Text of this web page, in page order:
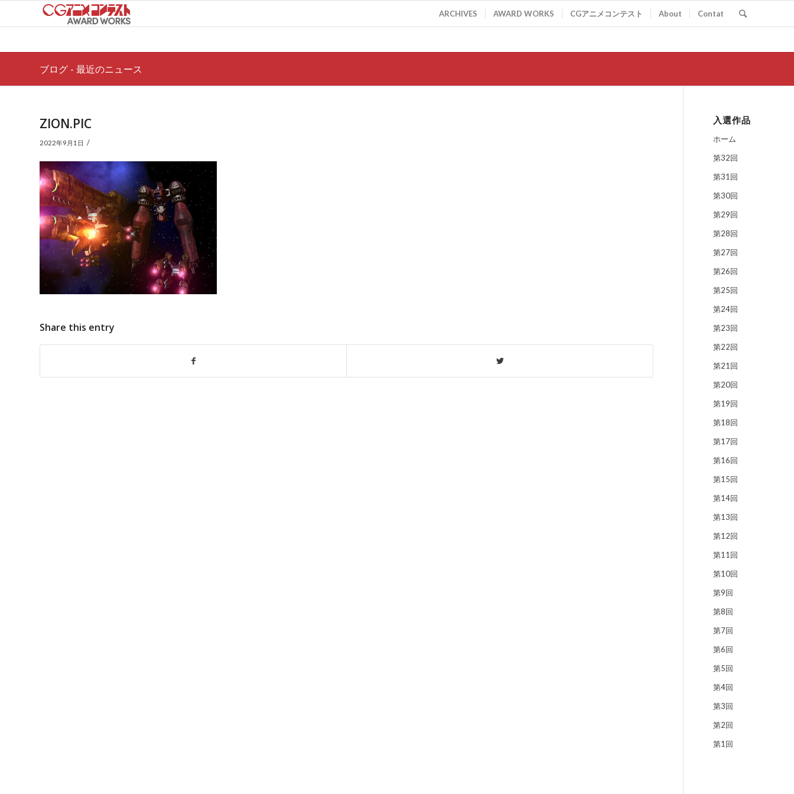
ARCHIVES AWARD WORKS CGアニメコンテスト About Contat
ブログ - 最近のニュース
ZION.PIC
2022年9月1日 /
Share this entry
入選作品
ホーム
第32回
第31回
第30回
第29回
第28回
第27回
第26回
第25回
第24回
第23回
第22回
第21回
第20回
第19回
第18回
第17回
第16回
第15回
第14回
第13回
第12回
第11回
第10回
第9回
第8回
第7回
第6回
第5回
第4回
第3回
第2回
第1回